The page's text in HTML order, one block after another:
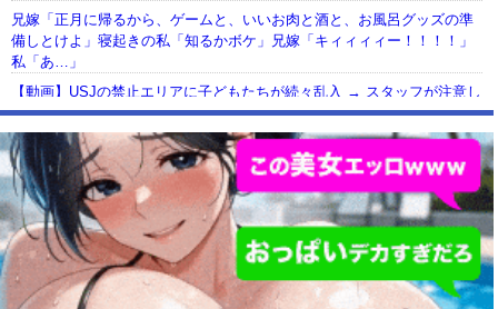
兄嫁「正月に帰るから、ゲームと、いいお肉と酒と、お風呂グッズの準
備しとけよ」寝起きの私「知るかボケ」兄嫁「キィィィィー！！！！」
私「あ…」
【動画】USJの禁止エリアに子どもたちが続々乱入 → スタッフが注意し
ても止まらない事態に
Powered by livedoor 相互RSS